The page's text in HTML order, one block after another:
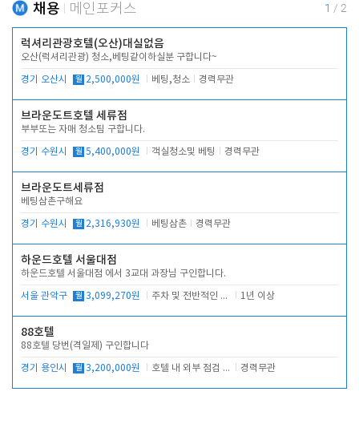
채용 메인포커스 1 / 2
럭셔리관광호텔(오산)대실없음
오산(럭셔리관광) 청소,베팅같이하실분 구합니다~
경기 오산시 월 2,500,000원 베팅,청소 경력무관
브라운도트호텔 세류점
부부또는 자매 청소팀 구합니다.
경기 수원시 월 5,400,000원 객실청소및 베팅 경력무관
브라운도트세류점
베팅삼촌구해요
경기 수원시 월 2,316,930원 베팅삼촌 경력무관
하운드호텔 서울대점
하운드호텔 서울대점 에서 3교대 과장님 구인합니다.
서울 관악구 월 3,099,270원 주차 및 전반적인 당번업무 1년 이상
88호텔
88호텔 당번(격일제) 구인합니다
경기 용인시 월 3,200,000원 호텔 내 외부 점검 및 프런트 운영 경력무관